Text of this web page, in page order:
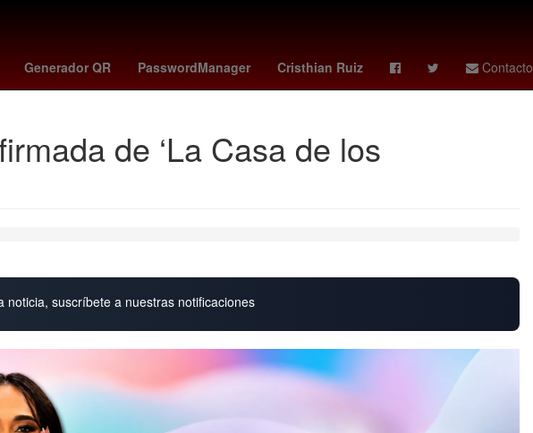
Generador QR PasswordManager Cristhian Ruiz Contacto
Pago famalicão - porto vikings - ravens bortoleto dolphins - bills
de ‘La Casa de los
noticia, suscríbete a nuestras notificaciones